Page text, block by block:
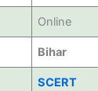
Online
Bihar
SCERT